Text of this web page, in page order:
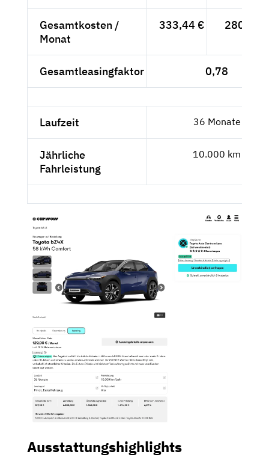
Gesamtkosten /
Monat
333,44 € 280,21 €
Gesamtleasingfaktor 0,78
Laufzeit 36 Monate
Jährliche
Fahrleistung
10.000 km
Ausstattungshighlights